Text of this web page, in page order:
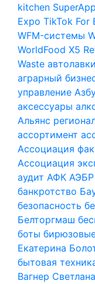
kitchen SuperApp
Expo TikTok For
WFM-системы
WorldFood X5
Waste автолавки
аграрный
управление
аксессуары
Альянс
ассортимент
Ассоциация
Ассоциация
аудит АФК АЭБР
банкротство
безопасность
Белторгмаш
боты
Екатерина
бытовая
Вагнер Светлана